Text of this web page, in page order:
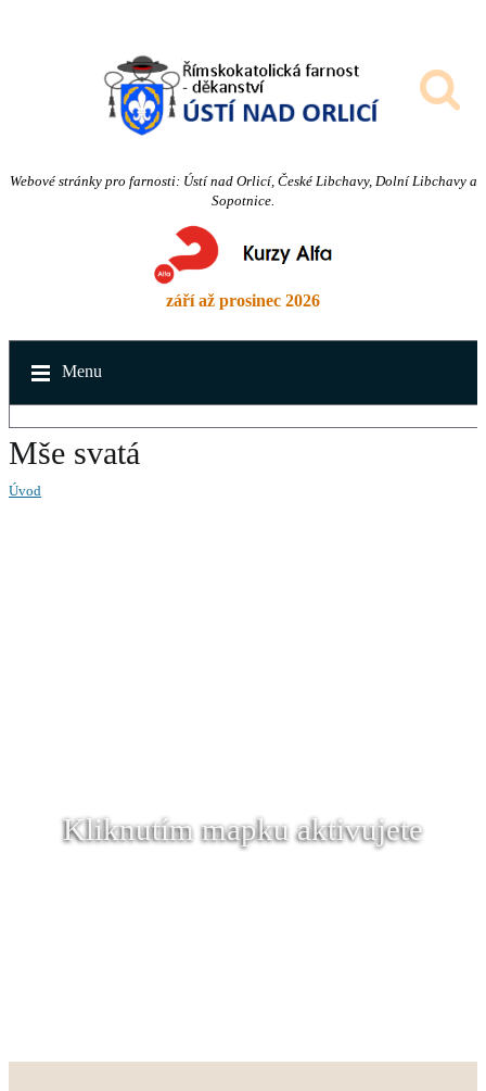
Webové stránky pro farnosti: Ústí nad Orlicí, České Libchavy, Dolní Libchavy a
Sopotnice.
září až prosinec 2026
Menu
Mše svatá
Úvod
Kliknutím mapku aktivujete